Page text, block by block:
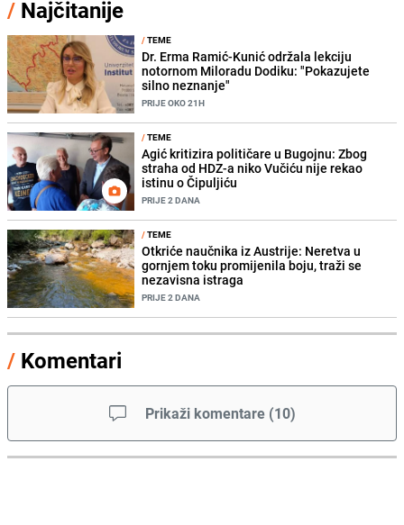
/ Najčitanije
/TEME
Dr. Erma Ramić-Kunić održala lekciju
notornom Miloradu Dodiku: "Pokazujete
silno neznanje"
PRIJE OKO 21H
/TEME
Agić kritizira političare u Bugojnu: Zbog
straha od HDZ-a niko Vučiću nije rekao
istinu o Čipuljiću
PRIJE 2 DANA
/TEME
Otkriće naučnika iz Austrije: Neretva u
gornjem toku promijenila boju, traži se
nezavisna istraga
PRIJE 2 DANA
/ Komentari
Prikaži komentare (10)